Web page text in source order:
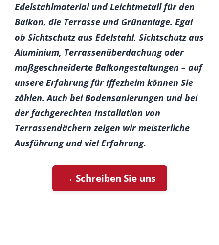
Edelstahlmaterial und Leichtmetall für den
Balkon, die Terrasse und Grünanlage. Egal
ob Sichtschutz aus Edelstahl, Sichtschutz aus
Aluminium, Terrassenüberdachung oder
maßgeschneiderte Balkongestaltungen – auf
unsere Erfahrung für Iffezheim können Sie
zählen. Auch bei Bodensanierungen und bei
der fachgerechten Installation von
Terrassendächern zeigen wir meisterliche
Ausführung und viel Erfahrung.
→ Schreiben Sie uns